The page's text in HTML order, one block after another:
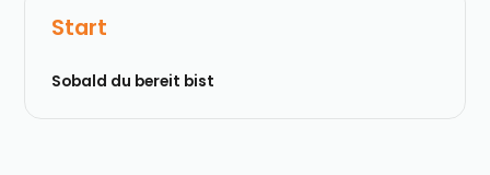
Start
Sobald du bereit bist